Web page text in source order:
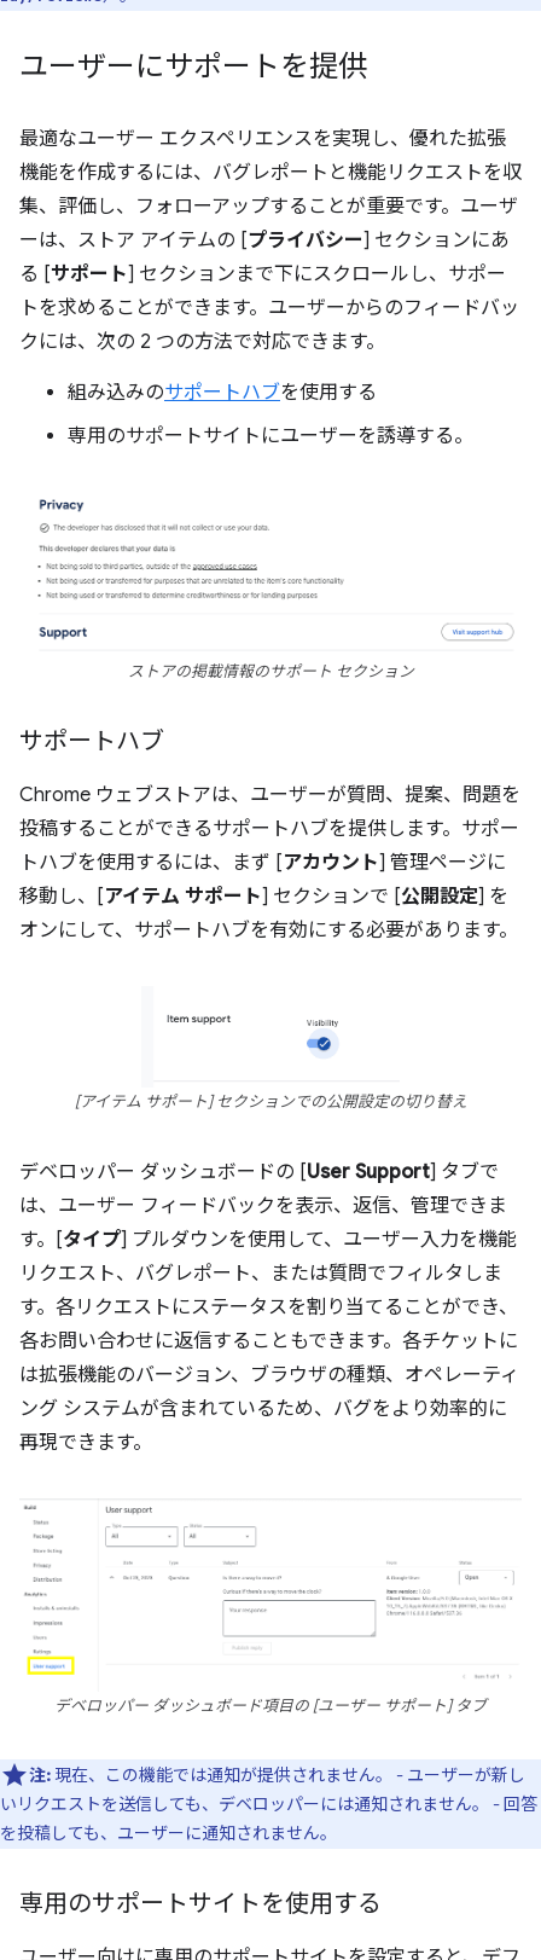
ユーザーにサポートを提供
最適なユーザー エクスペリエンスを実現し、優れた拡張
機能を作成するには、バグレポートと機能リクエストを収
集、評価し、フォローアップすることが重要です。ユーザ
ーは、ストア アイテムの [プライバシー] セクションにあ
る [サポート] セクションまで下にスクロールし、サポー
トを求めることができます。ユーザーからのフィードバッ
クには、次の 2 つの方法で対応できます。
組み込みのサポートハブを使用する
専用のサポートサイトにユーザーを誘導する。
ストアの掲載情報のサポート セクション
サポートハブ
Chrome ウェブストアは、ユーザーが質問、提案、問題を
投稿することができるサポートハブを提供します。サポー
トハブを使用するには、まず [アカウント] 管理ページに
移動し、[アイテム サポート] セクションで [公開設定] を
オンにして、サポートハブを有効にする必要があります。
[アイテム サポート] セクションでの公開設定の切り替え
デベロッパー ダッシュボードの [User Support] タブで
は、ユーザー フィードバックを表示、返信、管理できま
す。[タイプ] プルダウンを使用して、ユーザー入力を機能
リクエスト、バグレポート、または質問でフィルタしま
す。各リクエストにステータスを割り当てることができ、
各お問い合わせに返信することもできます。各チケットに
は拡張機能のバージョン、ブラウザの種類、オペレーティ
ング システムが含まれているため、バグをより効率的に
再現できます。
デベロッパー ダッシュボード項目の [ユーザー サポート] タブ
注: 現在、この機能では通知が提供されません。 - ユーザーが新し
いリクエストを送信しても、デベロッパーには通知されません。 - 回答
を投稿しても、ユーザーに通知されません。
専用のサポートサイトを使用する